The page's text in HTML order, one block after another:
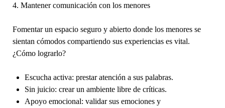
4. Mantener comunicación con los menores
Fomentar un espacio seguro y abierto donde los menores se
sientan cómodos compartiendo sus experiencias es vital.
¿Cómo lograrlo?
Escucha activa: prestar atención a sus palabras.
Sin juicio: crear un ambiente libre de críticas.
Apoyo emocional: validar sus emociones y